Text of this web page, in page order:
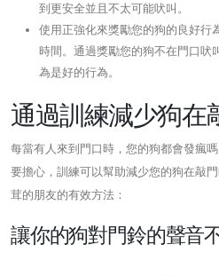
到更安全並且不太可能吠叫。
使用正強化來獎勵您的狗的良好行
時間。通過獎勵您的狗不在門口吠
為是好的行為。
通過訓練減少狗在
每當有人來到門口時，您的狗都會發瘋
要擔心，訓練可以幫助減少您的狗在敲
茸的朋友的有效方法：
讓你的狗對門鈴的聲音